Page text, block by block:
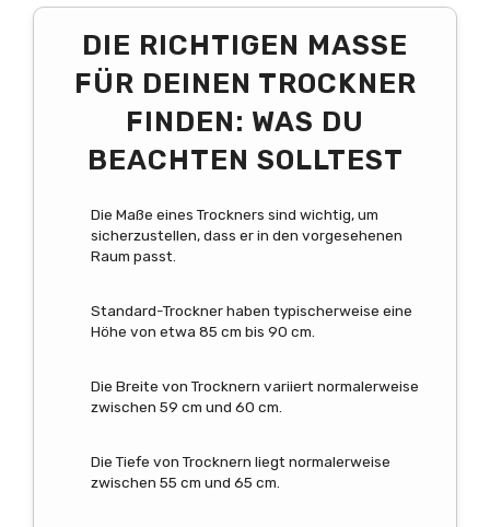
DIE RICHTIGEN MASSE F
ÜR DEINEN TROCKNER F
INDEN: WAS DU B
EACHTEN SOLLTEST
Die Maße eines Trockners sind wichtig, um
sicherzustellen, dass er in den vorgesehenen
Raum passt.
Standard-Trockner haben typischerweise eine
Höhe von etwa 85 cm bis 90 cm.
Die Breite von Trocknern variiert normalerweise
zwischen 59 cm und 60 cm.
Die Tiefe von Trocknern liegt normalerweise
zwischen 55 cm und 65 cm.